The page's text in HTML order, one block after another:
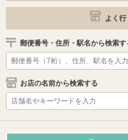
よく
郵便番号・住所・駅名から検索す
お店の名前から検索する